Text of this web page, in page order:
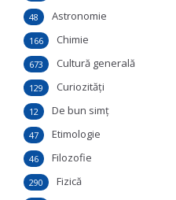
Astronomie
48
Chimie
166
Cultură generală
673
Curiozităţi
129
De bun simţ
12
Etimologie
47
Filozofie
46
Fizică
290